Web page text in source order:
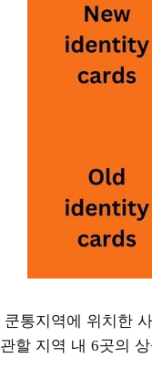
쿤통지역에 위치한
관할 지역 내 6곳의